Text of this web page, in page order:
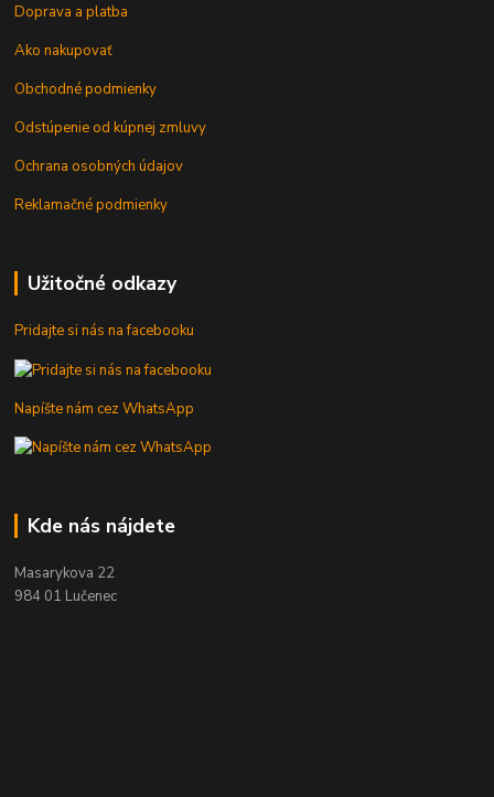
Doprava a platba
Ako nakupovať
Obchodné podmienky
Odstúpenie od kúpnej zmluvy
Ochrana osobných údajov
Reklamačné podmienky
Užitočné odkazy
Pridajte si nás na facebooku
Napíšte nám cez WhatsApp
Kde nás nájdete
Masarykova 22
984 01 Lučenec